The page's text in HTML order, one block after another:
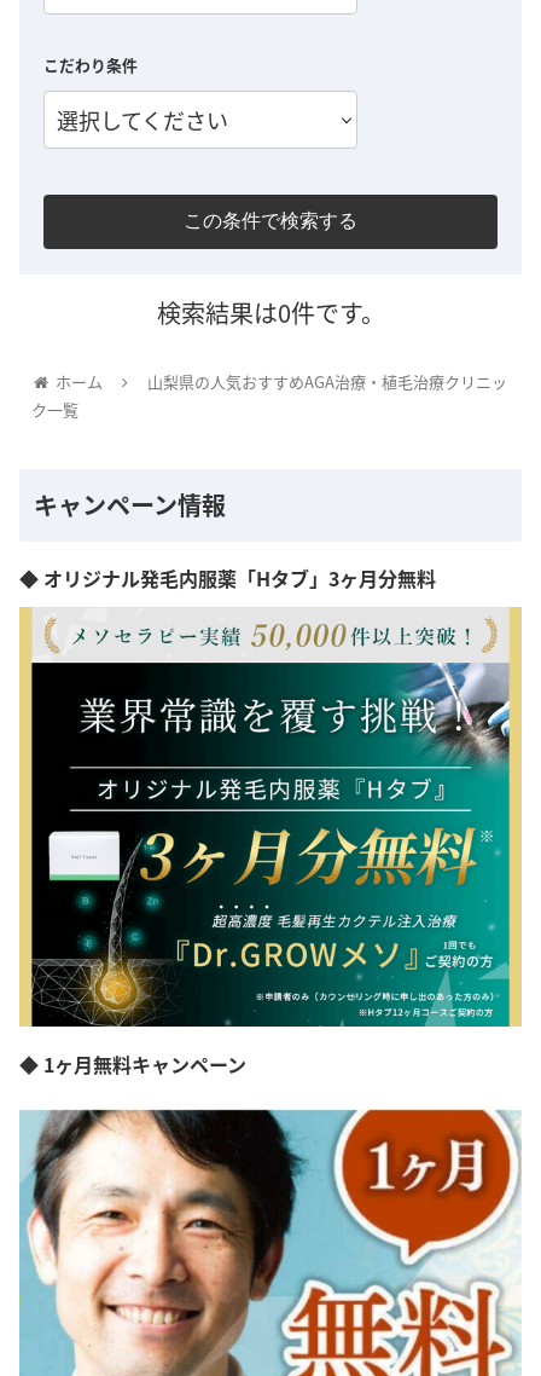
こだわり条件
選択してください
この条件で検索する
検索結果は0件です。
ホーム
山梨県の人気おすすめAGA治療・植毛治療クリニッ
ク一覧
キャンペーン情報
◆ オリジナル発毛内服薬「Hタブ」3ヶ月分無料
◆ 1ヶ月無料キャンペーン